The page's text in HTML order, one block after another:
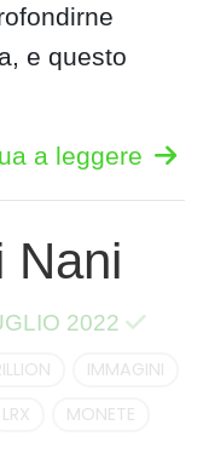
e questo
a leggere
Nani
2022
IMMAGINI
LRX
MONETE